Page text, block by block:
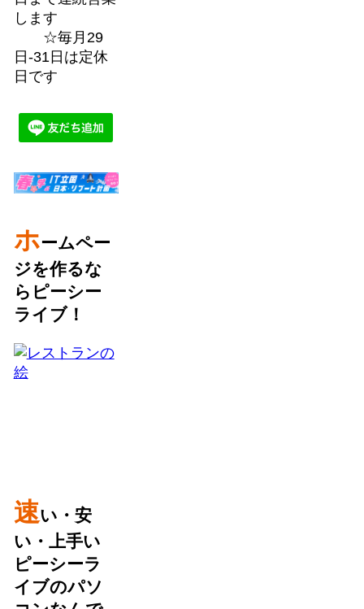
します
☆毎月29
日-31日は定休
日です
ホームペー
ジを作るな
らピーシー
ライブ！
速い・安
い・上手い
ピーシーラ
イブのパソ